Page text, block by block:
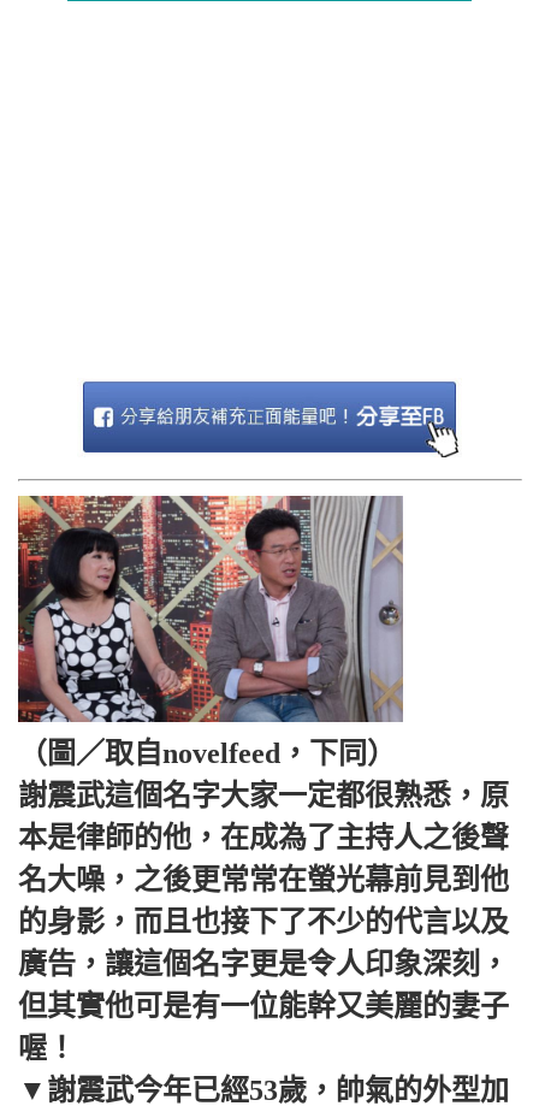
（圖／取自novelfeed，下同）
謝震武這個名字大家一定都很熟悉，原
本是律師的他，在成為了主持人之後聲
名大噪，之後更常常在螢光幕前見到他
的身影，而且也接下了不少的代言以及
廣告，讓這個名字更是令人印象深刻，
但其實他可是有一位能幹又美麗的妻子
喔！
▼謝震武今年已經53歲，帥氣的外型加